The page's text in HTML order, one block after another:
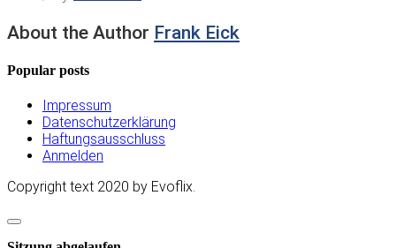
About the Author Frank Eick
Popular posts
Impressum
Datenschutzerklärung
Haftungsausschluss
Anmelden
Copyright text 2020 by Evoflix.
Dialog
schließen